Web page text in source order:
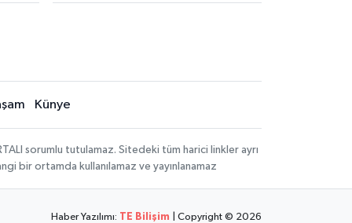
Künye
sorumlu tutulamaz. Sitedeki tüm harici linkler ayrı
bir ortamda kullanılamaz ve yayınlanamaz
Haber Yazılımı: TE Bilişim | Copyright © 2026